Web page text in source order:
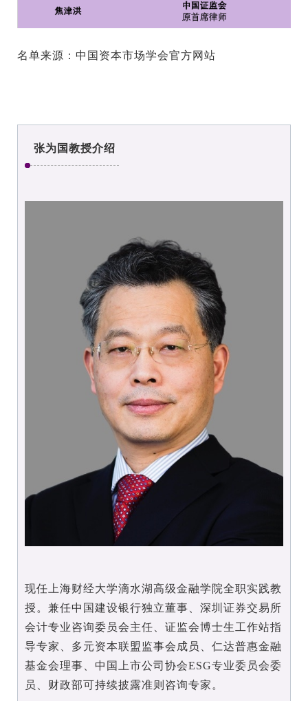
名单来源：中国资本市场学会官方网站
张为国教授介绍
现任上海财经大学滴水湖高级金融学院全职实践教
授。兼任中国建设银行独立董事、深圳证券交易所
会计专业咨询委员会主任、证监会博士生工作站指
导专家、多元资本联盟监事会成员、仁达普惠金融
基金会理事、中国上市公司协会ESG专业委员会委
员、财政部可持续披露准则咨询专家。